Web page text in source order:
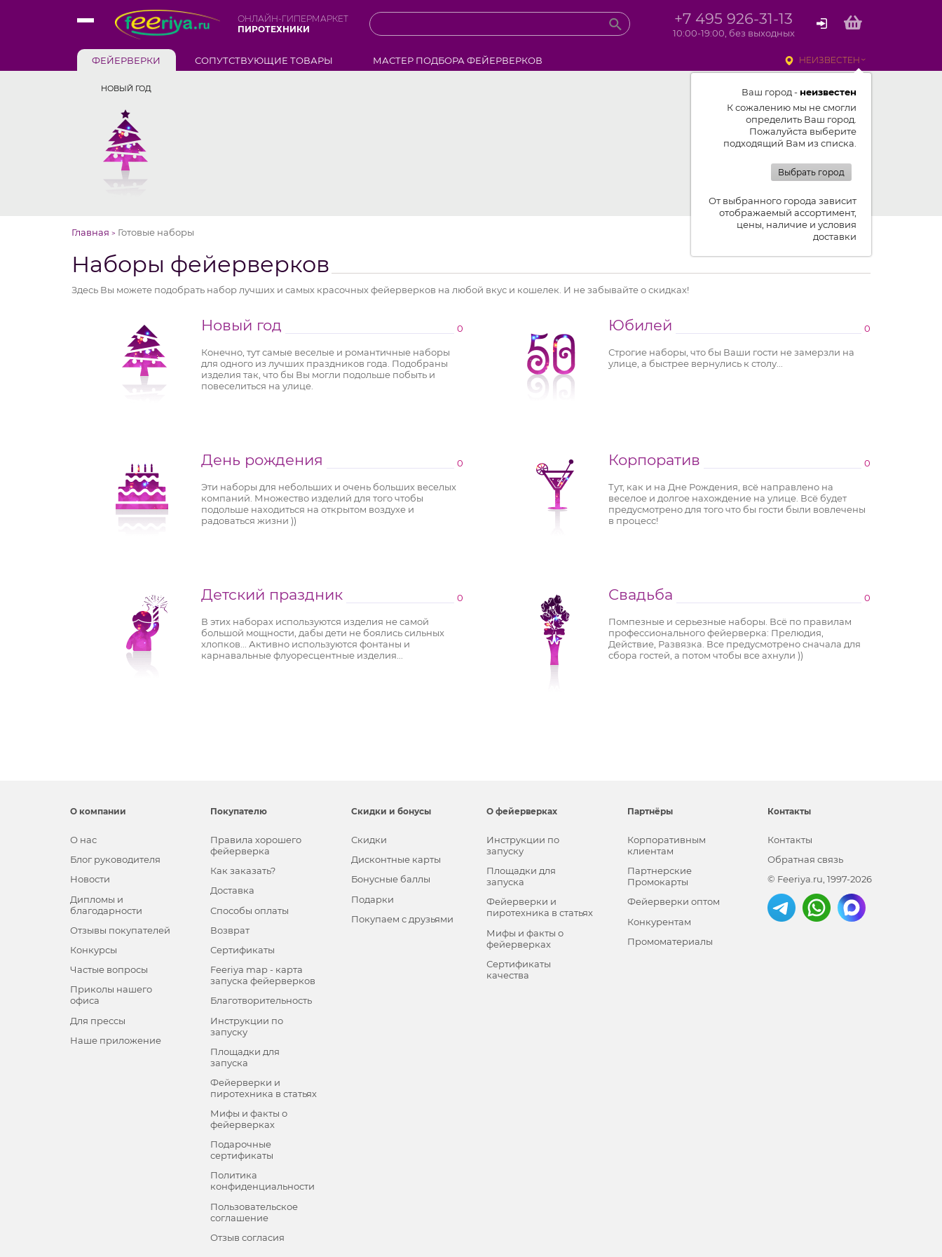
ОНЛАЙН-ГИПЕРМАРКЕТ
ПИРОТЕХНИКИ
+7 495 926-31-13
10:00-19:00, без выходных
ФЕЙЕРВЕРКИ СОПУТСТВУЮЩИЕ ТОВАРЫ МАСТЕР ПОДБОРА ФЕЙЕРВЕРКОВ НЕИЗВЕСТЕН
Ваш город - неизвестен
К сожалению мы не смогли
определить Ваш город.
Пожалуйста выберите
подходящий Вам из списка.
Выбрать город
От выбранного города зависит
отображаемый ассортимент,
цены, наличие и условия
доставки
НОВЫЙ ГОД
Главная > Готовые наборы
Наборы фейерверков
Здесь Вы можете подобрать набор лучших и самых красочных фейерверков на любой вкус и кошелек. И не забывайте о скидках!
Новый год 0
Конечно, тут самые веселые и романтичные наборы
для одного из лучших праздников года. Подобраны
изделия так, что бы Вы могли подольше побыть и
повеселиться на улице.
Юбилей 0
Строгие наборы, что бы Ваши гости не замерзли на
улице, а быстрее вернулись к столу...
День рождения 0
Эти наборы для небольших и очень больших веселых
компаний. Множество изделий для того чтобы
подольше находиться на открытом воздухе и
радоваться жизни ))
Корпоратив 0
Тут, как и на Дне Рождения, всё направлено на
веселое и долгое нахождение на улице. Всё будет
предусмотрено для того что бы гости были вовлечены
в процесс!
Детский праздник 0
В этих наборах используются изделия не самой
большой мощности, дабы дети не боялись сильных
хлопков... Активно используются фонтаны и
карнавальные флуоресцентные изделия...
Свадьба 0
Помпезные и серьезные наборы. Всё по правилам
профессионального фейерверка: Прелюдия,
Действие, Развязка. Все предусмотрено сначала для
сбора гостей, а потом чтобы все ахнули ))
О компании
О нас
Блог руководителя
Новости
Дипломы и
благодарности
Отзывы покупателей
Конкурсы
Частые вопросы
Приколы нашего
офиса
Для прессы
Наше приложение
Покупателю
Правила хорошего
фейерверка
Как заказать?
Доставка
Способы оплаты
Возврат
Сертификаты
Feeriya map - карта
запуска фейерверков
Благотворительность
Инструкции по
запуску
Площадки для
запуска
Фейерверки и
пиротехника в статьях
Мифы и факты о
фейерверках
Подарочные
сертификаты
Политика
конфиденциальности
Пользовательское
соглашение
Отзыв согласия
Скидки и бонусы
Скидки
Дисконтные карты
Бонусные баллы
Подарки
Покупаем с друзьями
О фейерверках
Инструкции по
запуску
Площадки для
запуска
Фейерверки и
пиротехника в статьях
Мифы и факты о
фейерверках
Сертификаты
качества
Партнёры
Корпоративным
клиентам
Партнерские
Промокарты
Фейерверки оптом
Конкурентам
Промоматериалы
Контакты
Контакты
Обратная связь
© Feeriya.ru, 1997-2026